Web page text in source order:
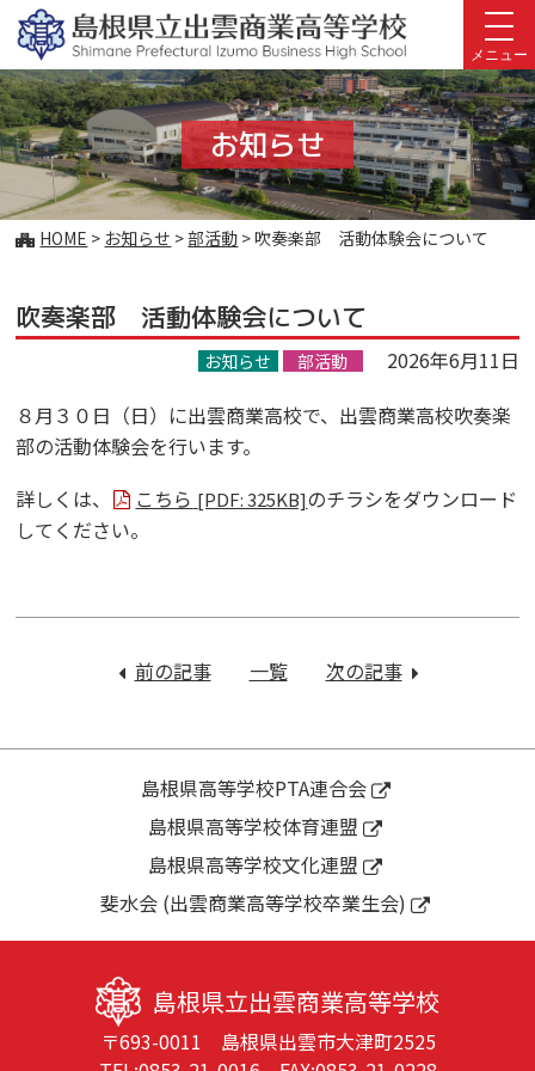
このページの本文へ
メニュー
お知らせ
こ
ー
ジ
置:
HOME > お知らせ >部活動 >吹奏楽部 活動体験会について
吹奏楽部 活動体験会について
お知らせ 部活動
2026年6月11日
８月３０日（日）に出雲商業高校で、出雲商業高校吹奏楽
部の活動体験会を行います。
詳しくは、
こちら [PDF: 325KB]のチラシをダウンロード
してください。
ゲ
前の記事：
８
年
度
全
国
高
体
島
根
一覧 次の記事：
回
学
道
選
手
島根県高等学校PTA連合会
島根県高等学校体育連盟
島根県高等学校文化連盟
斐水会 (出雲商業高等学校卒業生会)
島根県立出雲商業高等学校
〒693-0011 島根県出雲市大津町2525